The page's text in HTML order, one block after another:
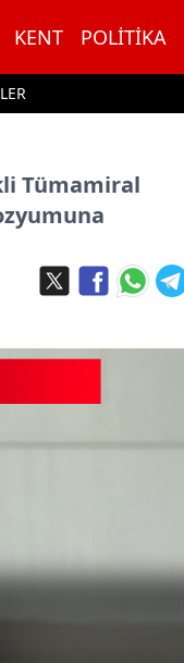
KENT POLITIKA
Tümamiral